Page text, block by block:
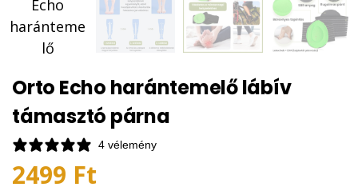
Orto Echo harántemelő lábív
támasztó párna
4 vélemény
2499 Ft